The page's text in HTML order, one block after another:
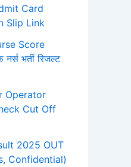
Card
Slip Link
Score
भर्ती रिजल्ट
Operator
Cut Off
2025 OUT
Confidential)